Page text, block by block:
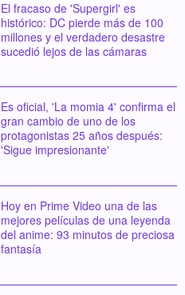
El fracaso de 'Supergirl' es
histórico: DC pierde más de 100
millones y el verdadero desastre
sucedió lejos de las cámaras
Es oficial, 'La momia 4' confirma el
gran cambio de uno de los
protagonistas 25 años después:
'Sigue impresionante'
Hoy en Prime Video una de las
mejores películas de una leyenda
del anime: 93 minutos de preciosa
fantasía